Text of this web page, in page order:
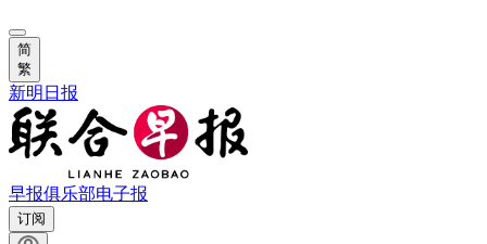
简
繁
新明日报
早报俱乐部电子报
订阅